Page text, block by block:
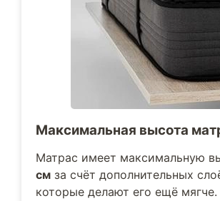
Максимальная высота
Матрас имеет максимальную
см за счёт дополнительных
которые делают его ещё